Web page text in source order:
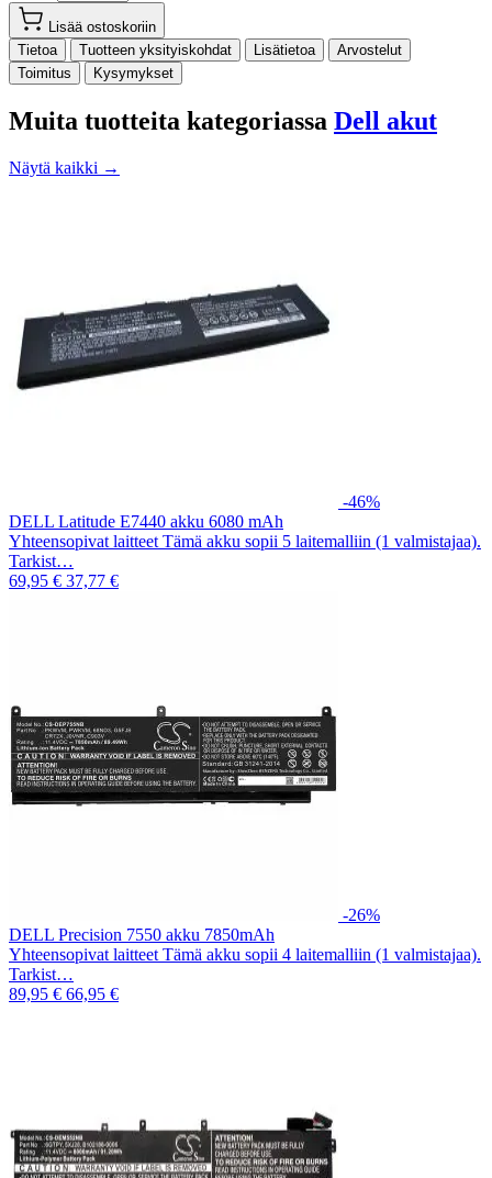
Lisää ostoskoriin
Tietoa
Tuotteen yksityiskohdat Lisätietoa
Arvostelut
Toimitus
Kysymykset
Muita tuotteita kategoriassa Dell akut
Näytä kaikki →
-46%
DELL Latitude E7440 akku 6080 mAh
Yhteensopivat laitteet Tämä akku sopii 5 laitemalliin (1 valmistajaa).
Tarkist…
69,95 € 37,77 €
-26%
DELL Precision 7550 akku 7850mAh
Yhteensopivat laitteet Tämä akku sopii 4 laitemalliin (1 valmistajaa).
Tarkist…
89,95 € 66,95 €